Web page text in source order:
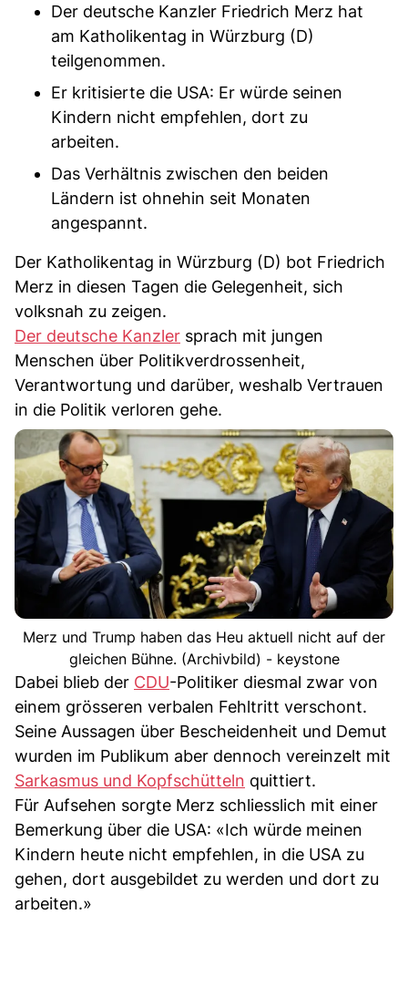
Der deutsche Kanzler Friedrich Merz hat
am Katholikentag in Würzburg (D)
teilgenommen.
Er kritisierte die USA: Er würde seinen
Kindern nicht empfehlen, dort zu
arbeiten.
Das Verhältnis zwischen den beiden
Ländern ist ohnehin seit Monaten
angespannt.
Der Katholikentag in Würzburg (D) bot Friedrich
Merz in diesen Tagen die Gelegenheit, sich
volksnah zu zeigen.
Der deutsche Kanzler sprach mit jungen
Menschen über Politikverdrossenheit,
Verantwortung und darüber, weshalb Vertrauen
in die Politik verloren gehe.
Merz und Trump haben das Heu aktuell nicht auf der
gleichen Bühne. (Archivbild) - keystone
Dabei blieb der CDU-Politiker diesmal zwar von
einem grösseren verbalen Fehltritt verschont.
Seine Aussagen über Bescheidenheit und Demut
wurden im Publikum aber dennoch vereinzelt mit
Sarkasmus und Kopfschütteln quittiert.
Für Aufsehen sorgte Merz schliesslich mit einer
Bemerkung über die USA: «Ich würde meinen
Kindern heute nicht empfehlen, in die USA zu
gehen, dort ausgebildet zu werden und dort zu
arbeiten.»